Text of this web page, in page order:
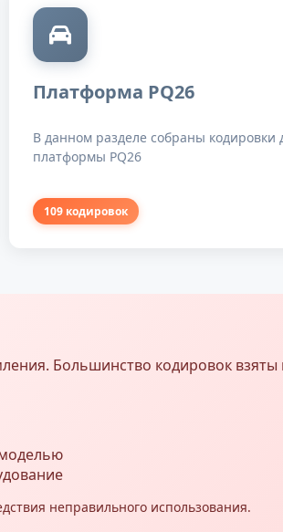
Платформа PQ26
В данном разделе собраны кодировки
платформы PQ26
109 кодировок
Большинство кодировок
неправильного использования.